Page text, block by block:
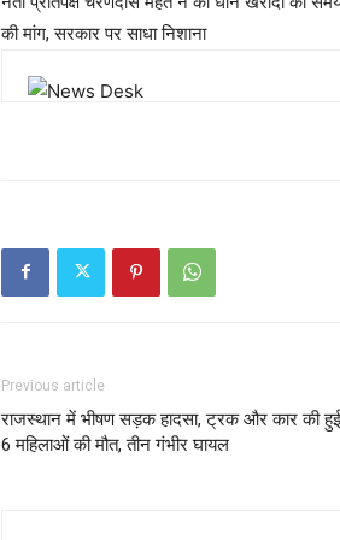
की मांग, सरकार पर साधा निशाना
Previous article
राजस्थान में भीषण सड़क हादसा, ट्रक और कार की
6 महिलाओं की मौत, तीन गंभीर घायल